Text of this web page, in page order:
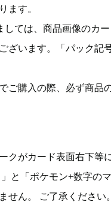
ます。
しては、商品画像のカ
ざいます。「パック記
ご購入の際、必ず商品
クがカード表面右下等
と「ポケモン+数字のマ
せん。 ご了承ください